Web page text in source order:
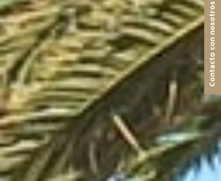
Contacto con nosotros